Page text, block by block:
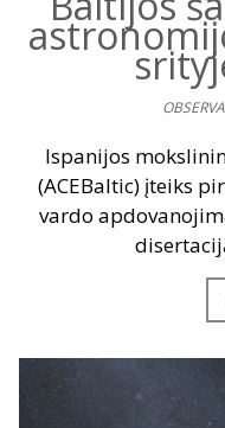
Ispanijos
(ACEBaltic) įteiks
vardo